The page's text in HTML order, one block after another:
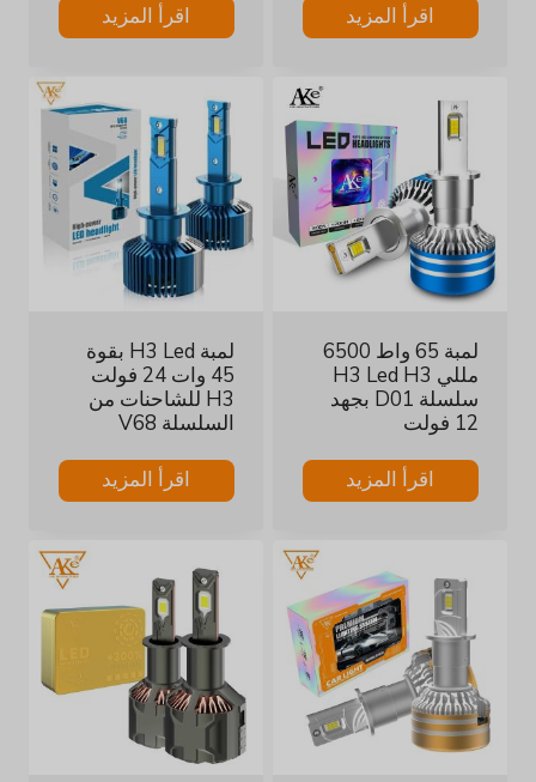
اقرأ المزيد اقرأ المزيد
لمبة 65 واط 6500
مللي H3 Led H3
سلسلة D01 بجهد
12 فولت
اقرأ المزيد
لمبة H3 Led بقوة
45 وات 24 فولت
H3 للشاحنات من
السلسلة V68
اقرأ المزيد